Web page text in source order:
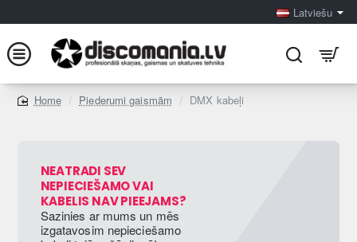
Latviešu
home
Piederumi gaismām DMX kabeļi
NEATRADI SEV
NEPIECIEŠAMO VAI
KABELIS NAV PIEEJAMS?
Sazinies ar mums un mēs
izgatavosim nepieciešamo